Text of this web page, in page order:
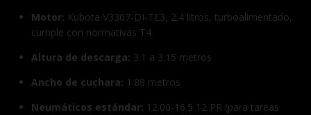
Motor: Kubota V3307-DI-TE3, 2.4 litros, turboalimentado,
cumple con normativas T4
Altura de descarga: 3.1 a 3.15 metros
Ancho de cuchara: 1.88 metros
Neumáticos estándar: 12.00-16.5 12 PR (para tareas